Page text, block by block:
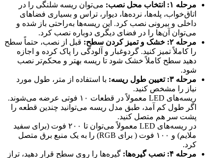
مرحله ۱: انتخاب محل نصب:
می‌توان ریسه شلنگی را در
اتاق‌خواب، پله‌ها، نرده‌ها، دیوار، تراس و بسیاری فضاهای
داخلی و بیرونی نصب کرد. این ریسه‌ها به‌راحتی باز شده و
می‌توان آن‌ها را در فضای دیگری دوباره نصب کرد.
مرحله ۲: خشک و تمیز کردن سطح:
قبل از نصب، حتماً سطح
را کاملاً تمیز کنید. گردوغبار و آلودگی را پاک کرده و اجازه
دهید سطح کاملاً خشک شود تا ریسه بهتر و محکم‌تر نصب
شود.
مرحله ۳: تعیین طول ریسه:
با استفاده از متر، طول مورد
نیاز را مشخص کنید.
ریسه‌های LED معمولاً در قطعات ۱۰ فوتی عرضه می‌شوند.
اگر طول کم آمد، طبق مدل ریسه می‌توانید چندین قطعه را
پشت سر هم متصل کنید.
در ریسه‌های LED معمولاً می‌توان تا ۲۰۰ فوت (برای سفید
ملایم) و ۱۰۰ فوت ( برای RGB) را به یک منبع برق متصل
کرد.
مرحله ۴: نصب گیره‌ها:
گیره‌ها را روی سطح قرار دهید، تراز